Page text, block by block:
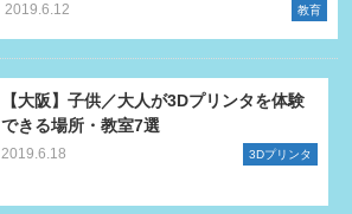
2019.6.12 教育
【大阪】子供／大人が3Dプリンタを体験
できる場所・教室7選
2019.6.18 3Dプリンタ